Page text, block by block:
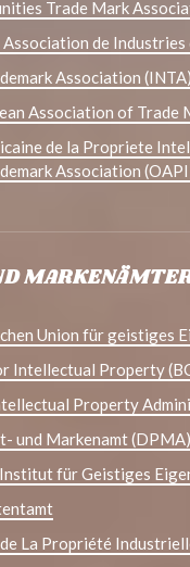
Trade Mark
Association de
Association (INTA)
Association of Trade
de la Propriete
Association
Union für geistiges
Intellectual Property
Property
und Markenamt (DPMA)
für Geistiges
La Propriété